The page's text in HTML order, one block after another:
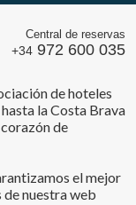
Central de reservas
+34 972 600 035
de hoteles
la Costa Brava
de
el mejor
nuestra web